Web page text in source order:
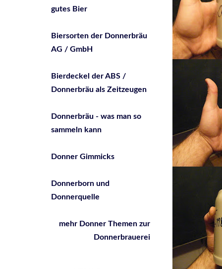
gutes Bier
Biersorten der Donnerbräu
AG / GmbH
Bierdeckel der ABS /
Donnerbräu als Zeitzeugen
Donnerbräu - was man so
sammeln kann
Donner Gimmicks
Donnerborn und
Donnerquelle
mehr Donner Themen zur
Donnerbrauerei